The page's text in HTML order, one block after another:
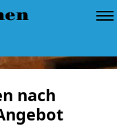
nach